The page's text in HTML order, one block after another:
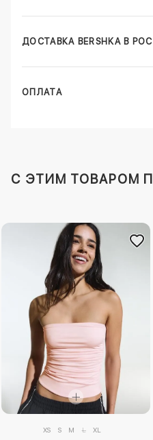
ДОСТАВКА BERSHKA В
ОПЛАТА
C ЭТИМ ТОВАРОМ
XS S M L XL